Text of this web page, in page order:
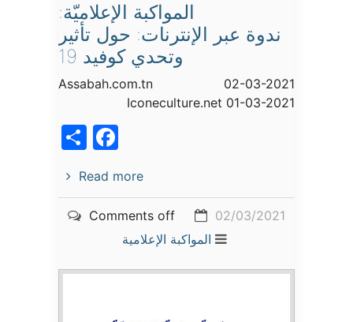
المواكبة الإعلاميّة:
ندوة عبر الإنترنات: حول تأثير
وتحدي كوفيد 19
Assabah.com.tn 02-03-2021
Iconeculture.net 01-03-2021
Read more
02/03/2021
Comments off
المواكبة الإعلامية